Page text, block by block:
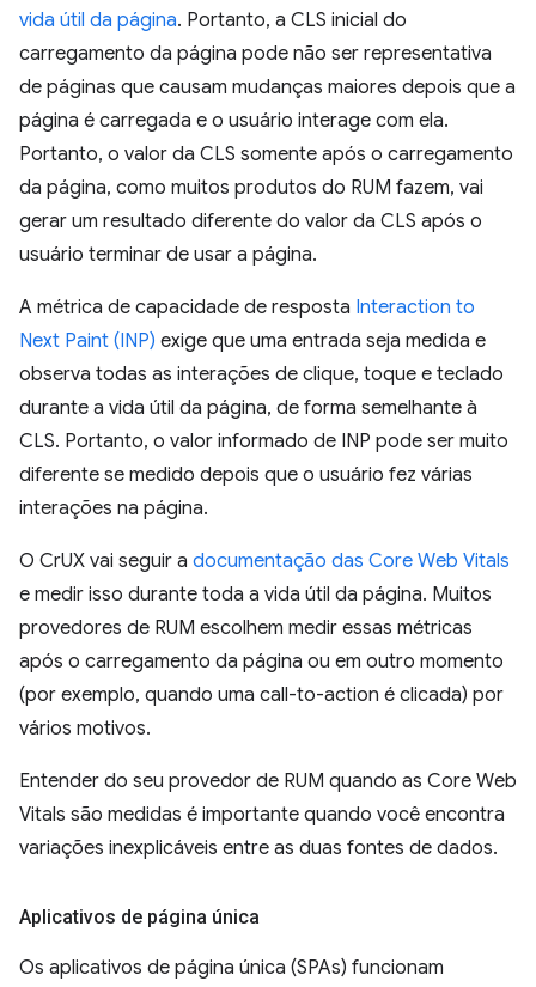
vida útil da página. Portanto, a CLS inicial do
carregamento da página pode não ser representativa
de páginas que causam mudanças maiores depois que a
página é carregada e o usuário interage com ela.
Portanto, o valor da CLS somente após o carregamento
da página, como muitos produtos do RUM fazem, vai
gerar um resultado diferente do valor da CLS após o
usuário terminar de usar a página.
A métrica de capacidade de resposta Interaction to
Next Paint (INP) exige que uma entrada seja medida e
observa todas as interações de clique, toque e teclado
durante a vida útil da página, de forma semelhante à
CLS. Portanto, o valor informado de INP pode ser muito
diferente se medido depois que o usuário fez várias
interações na página.
O CrUX vai seguir a documentação das Core Web Vitals
e medir isso durante toda a vida útil da página. Muitos
provedores de RUM escolhem medir essas métricas
após o carregamento da página ou em outro momento
(por exemplo, quando uma call-to-action é clicada) por
vários motivos.
Entender do seu provedor de RUM quando as Core Web
Vitals são medidas é importante quando você encontra
variações inexplicáveis entre as duas fontes de dados.
Aplicativos de página única
Os aplicativos de página única (SPAs) funcionam